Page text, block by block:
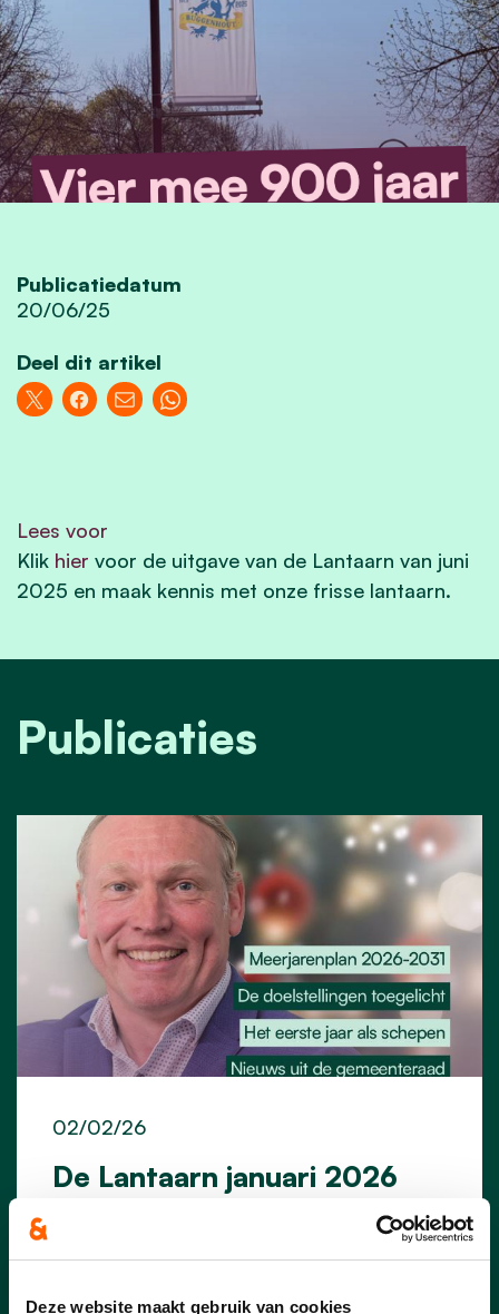
Deze website maakt gebruik van cookies
Publicatiedatum
20/06/25
Deel dit artikel
Lees voor
Klik hier voor de uitgave van de Lantaarn van juni
2025 en maak kennis met onze frisse lantaarn.
Publicaties
De Lantaarn januari 2026
02/02/26
voor de uitgave van de Lantaarn